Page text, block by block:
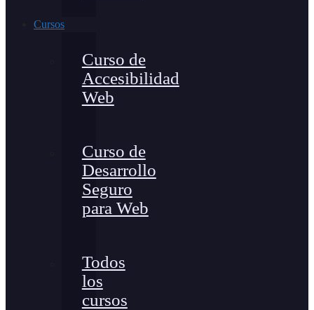
Cursos
Curso de
Accesibilidad
Web
Curso de
Desarrollo
Seguro
para Web
Todos
los
cursos